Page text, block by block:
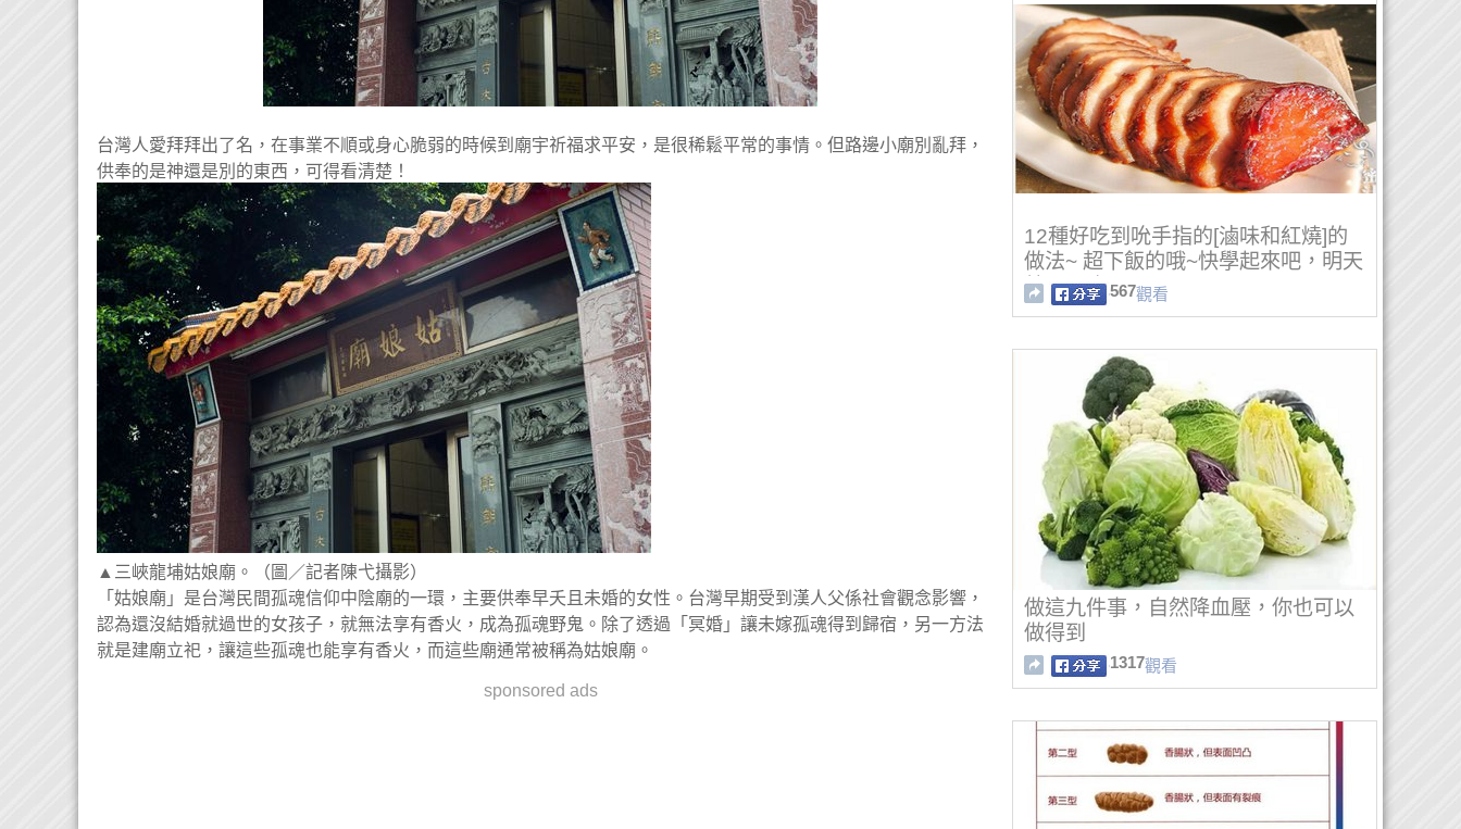
台灣人愛拜拜出了名，在事業不順或身心脆弱的時候到廟宇祈福求平安，是很稀鬆平常的事情。但路邊小廟別亂拜，
供奉的是神還是別的東西，可得看清楚！
▲三峽龍埔姑娘廟。（圖／記者陳弋攝影）
「姑娘廟」是台灣民間孤魂信仰中陰廟的一環，主要供奉早夭且未婚的女性。台灣早期受到漢人父係社會觀念影響，
認為還沒結婚就過世的女孩子，就無法享有香火，成為孤魂野鬼。除了透過「冥婚」讓未嫁孤魂得到歸宿，另一方法
就是建廟立祀，讓這些孤魂也能享有香火，而這些廟通常被稱為姑娘廟。
sponsored ads
12種好吃到吮手指的[滷味和紅燒]的
做法~ 超下飯的哦~快學起來吧，明天
就可以吃了！！
567觀看
做這九件事，自然降血壓，你也可以
做得到
1317觀看